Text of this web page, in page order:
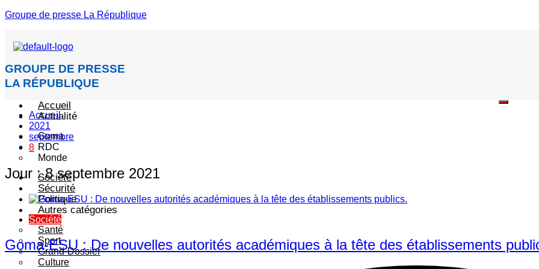
Groupe de presse La République
GROUPE DE PRESSE
LA RÉPUBLIQUE
Accueil
Actualité
Goma
RDC
Monde
Société
Sécurité
Politique
Autres catégories
Santé
Sport
Grand-Dossier
Culture
Accueil
2021
septembre
8
Jour :8 septembre 2021
Société
Goma-ESU : De nouvelles autorités académiques à la tête des établissements